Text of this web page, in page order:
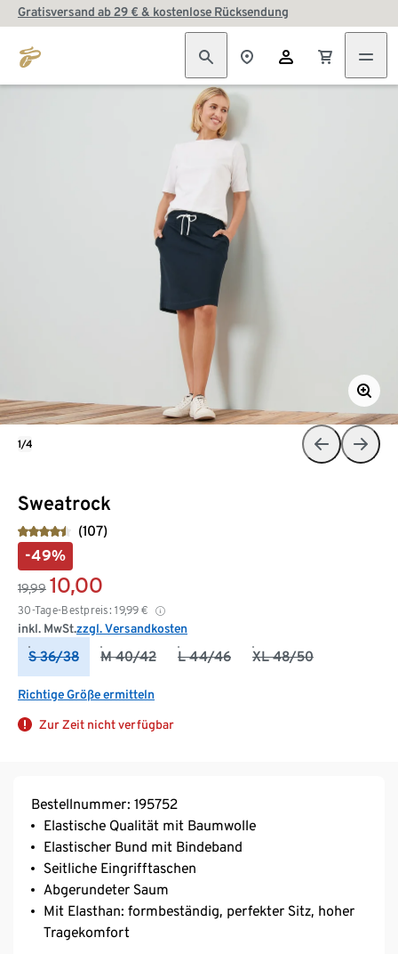
Gratisversand ab 29 € & kostenlose Rücksendung
Sweatrock
(107)
-49%
19,99 10,00
30-Tage-Bestpreis: 19,99 €
inkl. MwSt.zzgl. Versandkosten
S 36/38 M 40/42 L 44/46 XL 48/50
Richtige Größe ermitteln
Zur Zeit nicht verfügbar
1/4
Bestellnummer: 195752
Elastische Qualität mit Baumwolle
Elastischer Bund mit Bindeband
Seitliche Eingrifftaschen
Abgerundeter Saum
Mit Elasthan: formbeständig, perfekter Sitz, hoher
Tragekomfort